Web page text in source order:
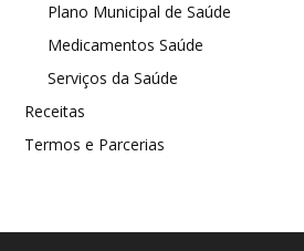
Plano Municipal de Saúde
Medicamentos Saúde
Serviços da Saúde
Receitas
Termos e Parcerias